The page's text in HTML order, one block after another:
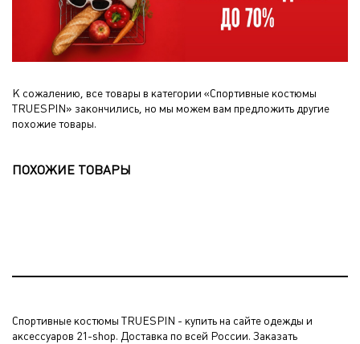
К сожалению, все товары в категории «Спортивные костюмы
TRUESPIN» закончились, но мы можем вам предложить другие
похожие товары.
ПОХОЖИЕ ТОВАРЫ
Спортивные костюмы TRUESPIN - купить на сайте одежды и
аксессуаров 21-shop. Доставка по всей России. Заказать